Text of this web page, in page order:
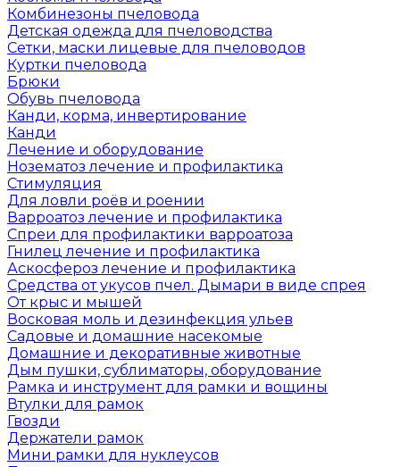
Комбинезоны пчеловода
Детская одежда для пчеловодства
Сетки, маски лицевые для пчеловодов
Куртки пчеловода
Брюки
Обувь пчеловода
Канди, корма, инвертирование
Канди
Лечение и оборудование
Нозематоз лечение и профилактика
Стимуляция
Для ловли роёв и роении
Варроатоз лечение и профилактика
Спреи для профилактики варроатоза
Гнилец лечение и профилактика
Аскосфероз лечение и профилактика
Средства от укусов пчел. Дымари в виде спрея
От крыс и мышей
Восковая моль и дезинфекция ульев
Садовые и домашние насекомые
Домашние и декоративные животные
Дым пушки, сублиматоры, оборудование
Рамка и инструмент для рамки и вощины
Втулки для рамок
Гвозди
Держатели рамок
Мини рамки для нуклеусов